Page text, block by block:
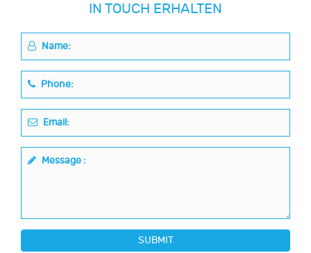
IN TOUCH ERHALTEN
Name:
Phone:
Email:
Message :
SUBMIT